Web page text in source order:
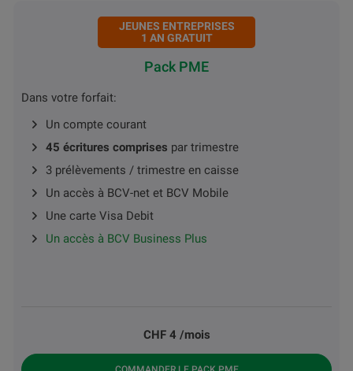
JEUNES ENTREPRISES
1 AN GRATUIT
Pack PME
Dans votre forfait:
Un compte courant
45 écritures comprises par trimestre
3 prélèvements / trimestre en caisse
Un accès à BCV-net et BCV Mobile
Une carte Visa Debit
Un accès à BCV Business Plus
CHF 4 /mois